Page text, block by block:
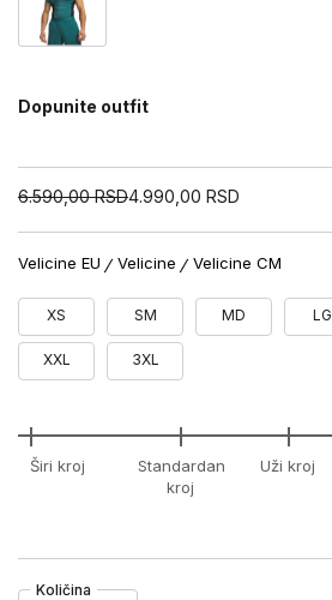
Dopunite outfit
6.590,00 RSD4.990,00 RSD
Velicine EU Velicine Velicine CM
XS SM MD LG
XXL 3XL
Širi kroj
Standardan
kroj
Uži kroj
Količina